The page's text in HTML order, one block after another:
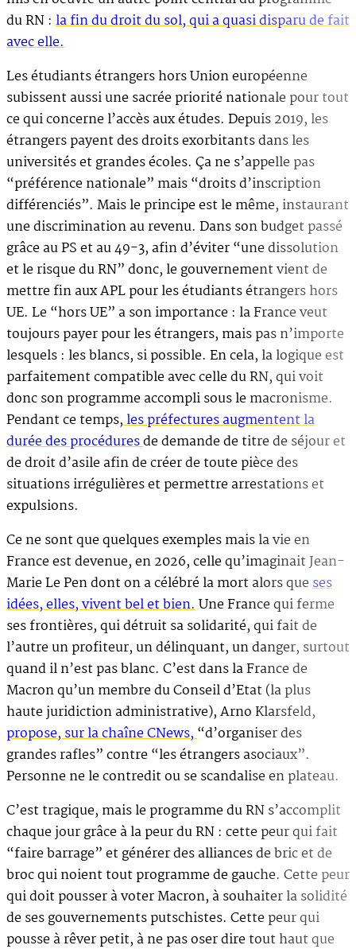
du RN : la fin du droit du sol, qui a quasi disparu de fait
avec elle.
Les étudiants étrangers hors Union européenne
subissent aussi une sacrée priorité nationale pour tout
ce qui concerne l’accès aux études. Depuis 2019, les
étrangers payent des droits exorbitants dans les
universités et grandes écoles. Ça ne s’appelle pas
“préférence nationale” mais “droits d’inscription
différenciés”. Mais le principe est le même, instaurant
une discrimination au revenu. Dans son budget passé
grâce au PS et au 49-3, afin d’éviter “une dissolution
et le risque du RN” donc, le gouvernement vient de
mettre fin aux APL pour les étudiants étrangers hors
UE. Le “hors UE” a son importance : la France veut
toujours payer pour les étrangers, mais pas n’importe
lesquels : les blancs, si possible. En cela, la logique est
parfaitement compatible avec celle du RN, qui voit
donc son programme accompli sous le macronisme.
Pendant ce temps,les préfectures augmentent la
durée des procéduresde demande de titre de séjour et
de droit d’asile afin de créer de toute pièce des
situations irrégulières et permettre arrestations et
expulsions.
Ce ne sont que quelques exemples mais la vie en
France est devenue, en 2026, celle qu’imaginait Jean-
Marie Le Pen dont on a célébré la mort alors queses
idées, elles, vivent bel et bien.Une France qui ferme
ses frontières, qui détruit sa solidarité, qui fait de
l’autre un profiteur, un délinquant, un danger, surtout
quand il n’est pas blanc. C’est dans la France de
Macron qu’un membre du Conseil d’Etat (la plus
haute juridiction administrative), Arno Klarsfeld,
propose, sur la chaîne CNews,“d’organiser des
grandes rafles” contre “les étrangers asociaux”.
Personne ne le contredit ou se scandalise en plateau.
C’est tragique, mais le programme du RN s’accomplit
chaque jour grâce à la peur du RN : cette peur qui fait
“faire barrage” et générer des alliances de bric et de
broc qui noient tout programme de gauche. Cette peur
qui doit pousser à voter Macron, à souhaiter la solidité
de ses gouvernements putschistes. Cette peur qui
pousse à rêver petit, à ne pas oser dire tout haut que